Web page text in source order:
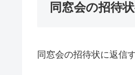
同窓会の招待
同窓会の招待状に返信